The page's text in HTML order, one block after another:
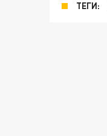
ТЕГИ: